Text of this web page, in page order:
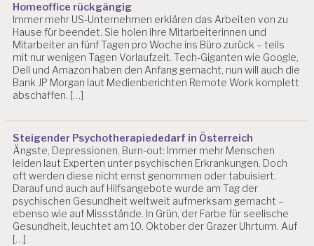
Homeoffice rückgängig
Immer mehr US-Unternehmen erklären das Arbeiten von zu
Hause für beendet. Sie holen ihre Mitarbeiterinnen und
Mitarbeiter an fünf Tagen pro Woche ins Büro zurück – teils
mit nur wenigen Tagen Vorlaufzeit. Tech-Giganten wie Google,
Dell und Amazon haben den Anfang gemacht, nun will auch die
Bank JP Morgan laut Medienberichten Remote Work komplett
abschaffen. […]
Steigender Psychotherapiededarf in Österreich
Ängste, Depressionen, Burn-out: Immer mehr Menschen
leiden laut Experten unter psychischen Erkrankungen. Doch
oft werden diese nicht ernst genommen oder tabuisiert.
Darauf und auch auf Hilfsangebote wurde am Tag der
psychischen Gesundheit weltweit aufmerksam gemacht –
ebenso wie auf Missstände. In Grün, der Farbe für seelische
Gesundheit, leuchtet am 10. Oktober der Grazer Uhrturm. Auf
[…]